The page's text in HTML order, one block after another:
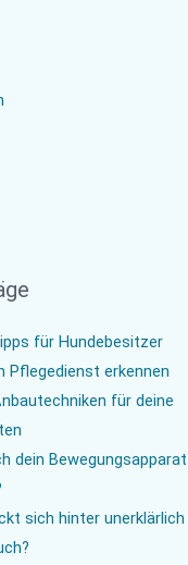
für Hundebesitzer
Pflegedienst erkennen
für deine
dein Bewegungsapparat
sich hinter unerklärlich